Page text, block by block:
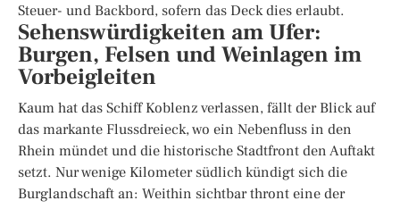
Steuer- und Backbord, sofern das Deck dies erlaubt.
Sehenswürdigkeiten am Ufer:
Burgen, Felsen und Weinlagen im
Vorbeigleiten
Kaum hat das Schiff Koblenz verlassen, fällt der Blick auf
das markante Flussdreieck, wo ein Nebenfluss in den
Rhein mündet und die historische Stadtfront den Auftakt
setzt. Nur wenige Kilometer südlich kündigt sich die
Burglandschaft an: Weithin sichtbar thront eine der